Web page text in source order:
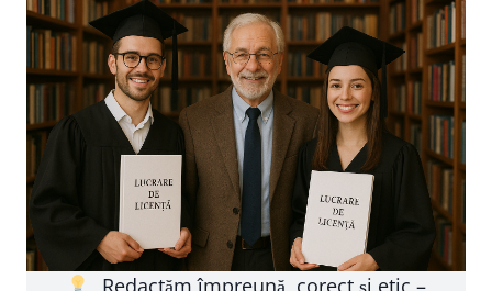
„Redactăm împreună, corect și etic –